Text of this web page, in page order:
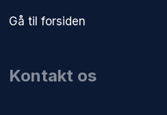
Gå til forsiden
Kontakt os